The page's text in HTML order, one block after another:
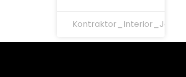
Kontraktor_Interior_Jakarta